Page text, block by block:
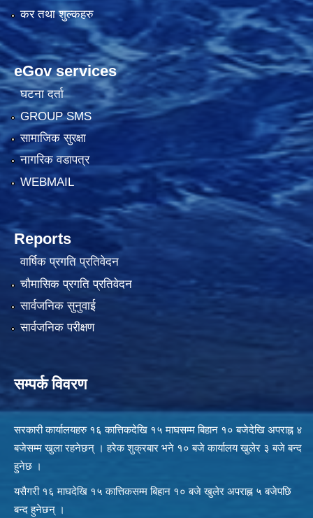
कर तथा शुल्कहरु
eGov services
घटना दर्ता
GROUP SMS
सामाजिक सुरक्षा
नागरिक वडापत्र
WEBMAIL
Reports
वार्षिक प्रगति प्रतिवेदन
चौमासिक प्रगति प्रतिवेदन
सार्वजनिक सुनुवाई
सार्वजनिक परीक्षण
सम्पर्क विवरण
सरकारी कार्यालयहरु १६ कात्तिकदेखि १५ माघसम्म बिहान १० बजेदेखि अपराह्न ४
बजेसम्म खुला रहनेछन् । हरेक शुक्रबार भने १० बजे कार्यालय खुलेर ३ बजे बन्द
हुनेछ ।
यसैगरी १६ माघदेखि १५ कात्तिकसम्म बिहान १० बजे खुलेर अपराह्न ५ बजेपछि
बन्द हुनेछन् ।